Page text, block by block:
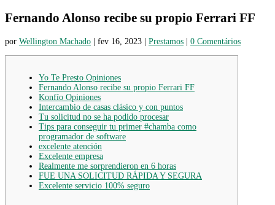
Fernando Alonso recibe su propio Ferrari FF
por Wellington Machado fev 16, 2023 Prestamos 0 Comentários
Yo Te Presto Opiniones
Fernando Alonso recibe su propio Ferrari FF
Konfío Opiniones
Intercambio de casas clásico y con puntos
Tu solicitud no se ha podido procesar
Tips para conseguir tu primer #chamba como
programador de software
excelente atención
Excelente empresa
Realmente me sorprendieron en 6 horas
FUE UNA SOLICITUD RÁPIDA Y SEGURA
Excelente servicio 100% seguro